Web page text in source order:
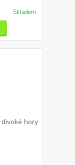
Skladem